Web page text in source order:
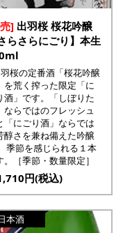
] 出羽桜 桜花吟醸
らさらにごり】本生
桜の定番酒「桜花吟醸
を荒く搾った限定「に
酒」です。「しぼりた
ならではのフレッシュ
「にごり酒」ならでは
醇さを兼ね備えた吟醸
季節を感じられる１本
。［季節・数量限定］
円(税込)
本酒